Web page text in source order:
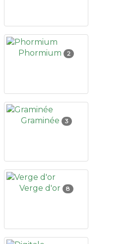
Phormium 2
Graminée 3
Verge d'or 8